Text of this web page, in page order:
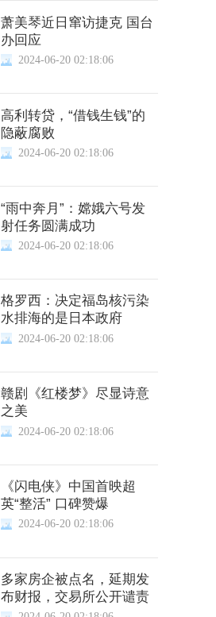
萧美琴近日窜访捷克 国台
办回应
2024-06-20 02:18:06
高利转贷，“借钱生钱”的
隐蔽腐败
2024-06-20 02:18:06
“雨中奔月”：嫦娥六号发
射任务圆满成功
2024-06-20 02:18:06
格罗西：决定福岛核污染
水排海的是日本政府
2024-06-20 02:18:06
赣剧《红楼梦》尽显诗意
之美
2024-06-20 02:18:06
《闪电侠》中国首映超
英“整活” 口碑赞爆
2024-06-20 02:18:06
多家房企被点名，延期发
布财报，交易所公开谴责